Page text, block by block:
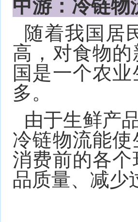
中游：冷链物
随着我国居
高，对食物
国是一个农
多。
由于生鲜产
冷链物流能
消费前的各
品质量、减少